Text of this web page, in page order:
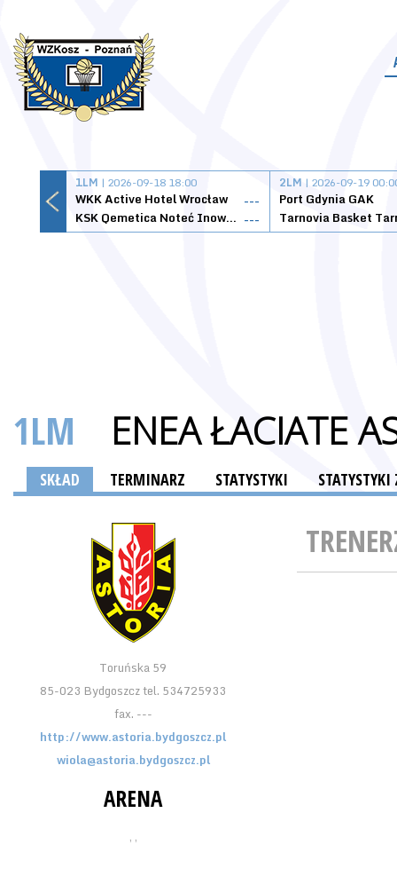
1LM | 2026-09-18 18:00
WKK Active Hotel Wrocław
---
KSK Qemetica Noteć Inowrocław ---
2LM | 2026-09-19
Port Gdynia GAK
1LM ENEA ŁACIATE
SKŁAD TERMINARZ STATYSTYKI
Toruńska 59
85-023 Bydgoszcz tel. 534725933
fax. ---
http://www.astoria.bydgoszcz.pl
wiola@astoria.bydgoszcz.pl
ARENA
, ,